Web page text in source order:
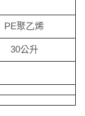
PE聚乙烯
30公升